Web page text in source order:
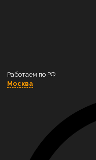
Работаем по РФ
Москва
Котлы на газе
Котельное